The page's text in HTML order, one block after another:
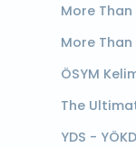
More Than
More
ÖSYM
The
YDS -